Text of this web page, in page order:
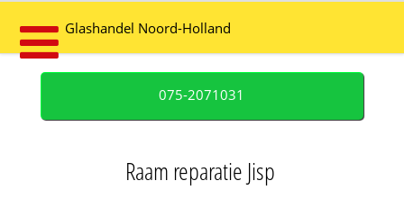
Glashandel Noord-Holland
075-2071031
Raam reparatie Jisp